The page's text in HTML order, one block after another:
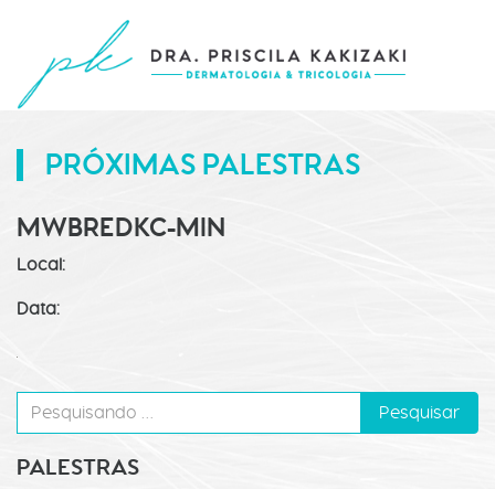
PRÓXIMAS PALESTRAS
MWBREDKC-MIN
Local:
Data:
PALESTRAS